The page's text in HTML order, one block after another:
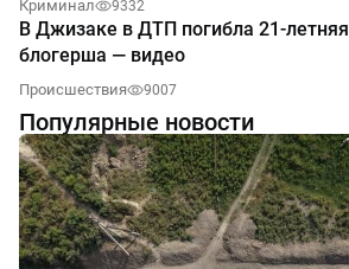
Криминал 9332
В Джизаке в ДТП погибла 21-летняя
блогерша — видео
Происшествия 9007
Популярные новости